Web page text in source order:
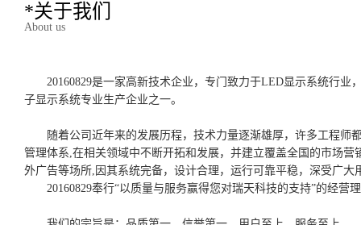
*关于我们
About us
20160829是一家高新技术企业，专门致力于LED显示系统行
子显示系统专业生产企业之一。
随着公司近年来的发展历程，技术力量逐渐雄厚，许多工程师
管理体系,在相关领域中不断开拓和发展，并建立覆盖全国的市场
外广告等场所,因其系统完备，设计合理，运行可靠平稳，深受广
20160829奉行“以质量与服务赢得您对瑞天科技的支持”的经